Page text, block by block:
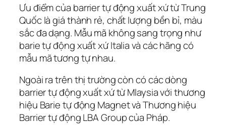
Ưu điểm của barrier tự động xuất xứ từ Trung
Quốc là giá thành rẻ, chất lượng bền bỉ, màu
sắc đa dạng. Mẫu mã không sang trọng như
barie tự động xuất xứ Italia và các hãng có
mẫu mã tương tự nhau.
Ngoài ra trên thị trường còn có các dòng
barrier tự động xuất xứ từ Mlaysia với thương
hiệu Barie tự động Magnet và Thương hiệu
Barrier tự động LBA Group của Pháp.